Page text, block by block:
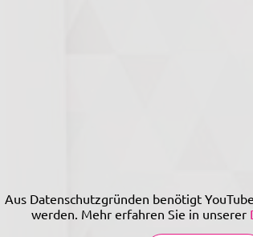
Aus Datenschutzgründen benötigt
werden. Mehr erfahren Sie in unserer